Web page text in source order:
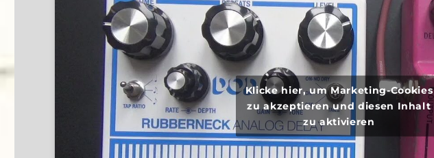
Klicke hier, um Marketing-Cookies
zu akzeptieren und diesen Inhalt
zu aktivieren